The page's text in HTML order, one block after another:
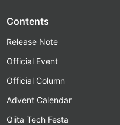
Contents
Release Note
Official Event
Official Column
Advent Calendar
Qiita Tech Festa